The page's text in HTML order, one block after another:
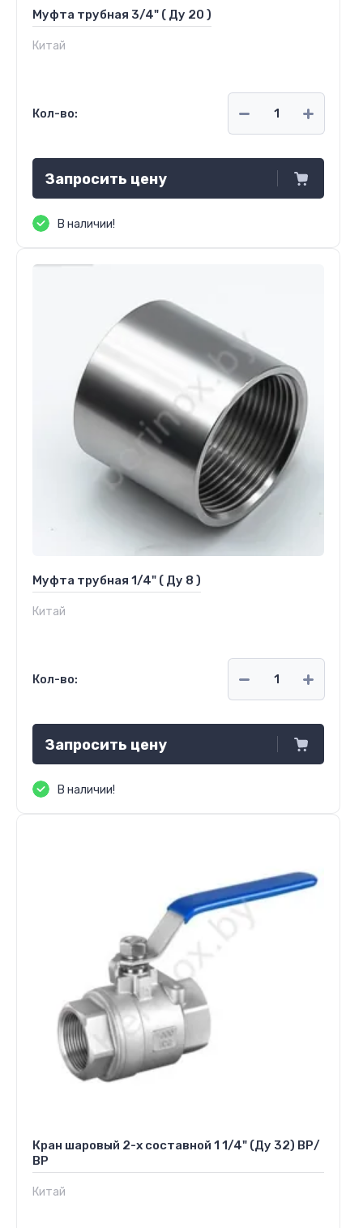
Муфта трубная 3/4" ( Ду 20 )
Китай
Кол-во:
Запросить цену
В наличии!
Муфта трубная 1/4" ( Ду 8 )
Китай
Кол-во:
Запросить цену
В наличии!
Кран шаровый 2-х составной 1 1/4" (Ду 32) ВР/
ВР
Китай